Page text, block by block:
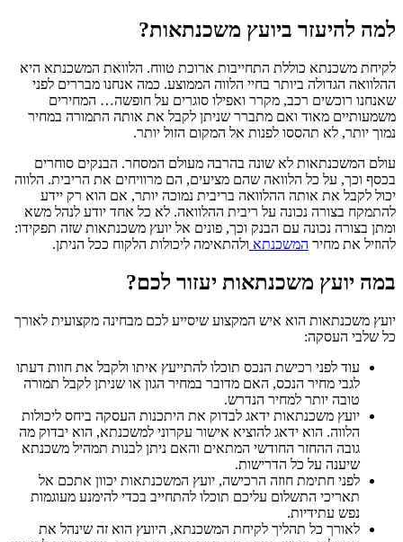
למה להיעזר ביועץ משכנתאות?
לקיחת משכנתא כוללת התחייבות ארוכת טווח. הלוואת המשכנתא היא
ההלוואה הגדולה ביותר בחיי הלווה הממוצע. כמה אנחנו מבררים לפני
שאנחנו רוכשים רכב, מקרר ואפילו סוגרים על חופשה… המחירים
משמעותיים מאוד ואם מתברר שניתן לקבל את אותה התמורה במחיר
נמוך יותר, לא תהססו לפנות אל המקום הזול יותר.
עולם המשכנתאות לא שונה בהרבה מעולם המסחר. הבנקים סוחרים
בכסף וכך, על כל הלוואה שהם מציעים, הם מרוויחים את הריבית. הלווה
יכול לקבל את אותה ההלוואה בריבית נמוכה יותר, אם הוא רק יידע
להתמקח בצורה נכונה על ריבית ההלוואה. לא כל אחד יודע לנהל משא
ומתן בצורה נכונה עם הבנק וכך, פונים אל יועץ משכנתאות שזה תפקידו:
להוזיל את מחיר המשכנתא ולהתאימה ליכולות הלקוח ככל הניתן.
במה יועץ משכנתאות יעזור לכם?
יועץ משכנתאות הוא איש המקצוע שיסייע לכם מבחינה מקצועית לאורך
כל שלבי העסקה:
עוד לפני רכישת הנכס תוכלו להתייעץ איתו ולקבל את חוות דעתו
לגבי מחיר הנכס, האם מדובר במחיר הגון או שניתן לקבל תמורה
טובה יותר למחיר הנדרש.
יועץ משכנתאות ידאג לבדוק את היתכנות העסקה ביחס ליכולות
הלווה. הוא ידאג להוציא אישור עקרוני למשכנתא, הוא יבדוק מה
גובה ההחזר החודשי המתאים והאם ניתן לבנות תמהיל משכנתא
שיענה על כל הדרישות.
לפני חתימת חוזה הרכישה, יועץ המשכנתאות יכוון אתכם אל
תאריכי התשלום עליכם תוכלו להתחייב בכדי להימנע מעוגמות
נפש עתידיות.
לאורך כל תהליך לקיחת המשכנתא, היועץ הוא זה שינהל את